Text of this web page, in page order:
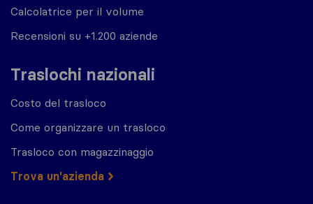
Calcolatrice per il volume
Recensioni su +1.200 aziende
Traslochi nazionali
Costo del trasloco
Come organizzare un trasloco
Trasloco con magazzinaggio
Trova un'azienda